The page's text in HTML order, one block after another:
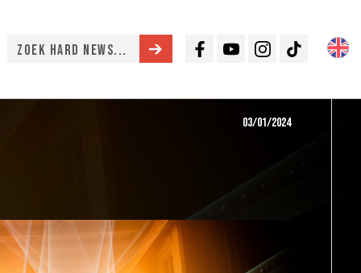
Facebook
YoutubeInstagramTikTok
03/01/2024